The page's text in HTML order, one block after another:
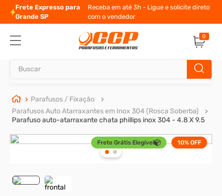
Frete Expresso para
Grande SP
Receba em até 3h - Ligue e solicite direto
com o vendedor
0
Parafusos / Fixação
Parafusos Auto Atarraxantes em Inox 304 (Rosca Soberba)
Parafuso auto-atarraxante chata phillips inox 304 - 4.8 X 9.5
Frete Grátis Elegível 10% OFF
TERMOS MAIS BUSCADOS
1º
parafuso allen
2º
porca
5º
presto